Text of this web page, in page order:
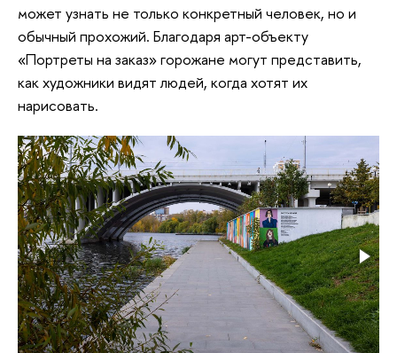
может узнать не только конкретный человек, но и
обычный прохожий. Благодаря арт-объекту
«Портреты на заказ» горожане могут представить,
как художники видят людей, когда хотят их
нарисовать.